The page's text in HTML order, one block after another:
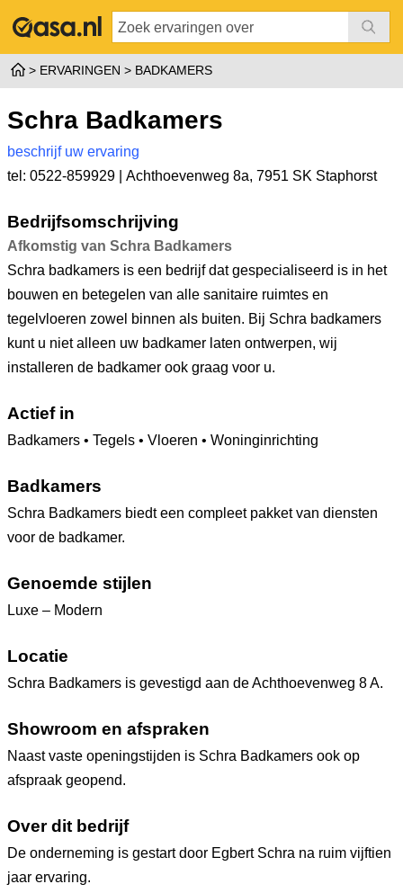
ERVARINGEN BADKAMERS
Schra Badkamers
beschrijf uw ervaring
tel: 0522-859929 | Achthoevenweg 8a, 7951 SK Staphorst
Bedrijfsomschrijving
Afkomstig van Schra Badkamers
Schra badkamers is een bedrijf dat gespecialiseerd is in het
bouwen en betegelen van alle sanitaire ruimtes en
tegelvloeren zowel binnen als buiten. Bij Schra badkamers
kunt u niet alleen uw badkamer laten ontwerpen, wij
installeren de badkamer ook graag voor u.
Actief in
Badkamers • Tegels • Vloeren • Woninginrichting
Badkamers
Schra Badkamers biedt een compleet pakket van diensten
voor de badkamer.
Genoemde stijlen
Luxe – Modern
Locatie
Schra Badkamers is gevestigd aan de Achthoevenweg 8 A.
Showroom en afspraken
Naast vaste openingstijden is Schra Badkamers ook op
afspraak geopend.
Over dit bedrijf
De onderneming is gestart door Egbert Schra na ruim vijftien
jaar ervaring.